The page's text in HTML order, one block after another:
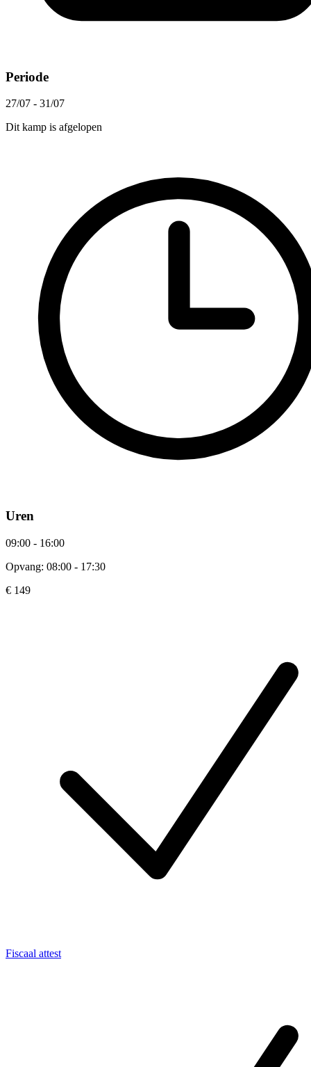
Periode
27/07 - 31/07
Dit kamp is afgelopen
Uren
09:00 - 16:00
Opvang: 08:00 - 17:30
€ 149
Fiscaal attest